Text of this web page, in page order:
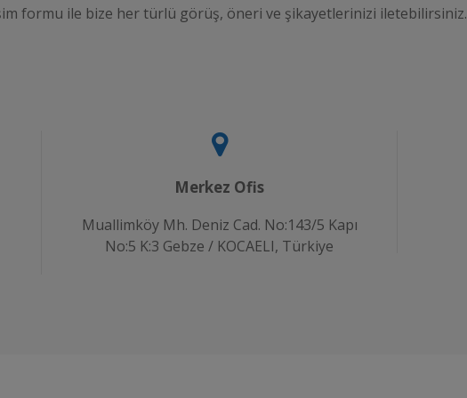
formu ile bize her türlü görüş, öneri ve şikayetlerinizi iletebilirsiniz.
Merkez Ofis
Muallimköy Mh. Deniz Cad. No:143/5 Kapı
No:5 K:3 Gebze / KOCAELI, Türkiye